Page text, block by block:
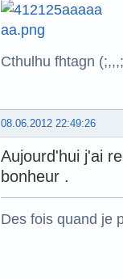
Cthulhu fhtagn
08.06.2012 22:49:26
Aujourd'hui j'ai
bonheur .
Des fois quand je